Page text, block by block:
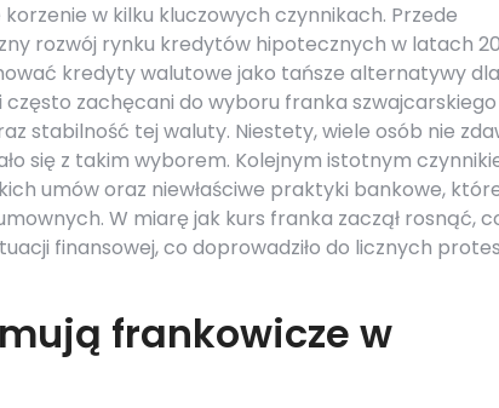
w kilku kluczowych czynnikach. Przede
rozwój rynku kredytów hipotecznych w latach
kredyty walutowe jako tańsze alternatywy dla
zachęcani do wyboru franka szwajcarskiego
stabilność tej waluty. Niestety, wiele osób nie
się z takim wyborem. Kolejnym istotnym
umów oraz niewłaściwe praktyki bankowe,
W miarę jak kurs franka zaczął rosnąć,
finansowej, co doprowadziło do licznych
frankowicze w